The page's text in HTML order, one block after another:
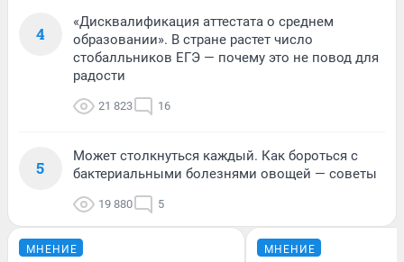
4
«Дисквалификация аттестата о среднем
образовании». В стране растет число
стобалльников ЕГЭ — почему это не повод для
радости
21 823 16
5
Может столкнуться каждый. Как бороться с
бактериальными болезнями овощей — советы
19 880 5
МНЕНИЕ МНЕНИЕ